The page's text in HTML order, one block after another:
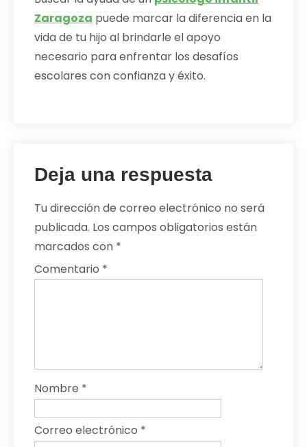
Zaragoza puede marcar la diferencia en la
vida de tu hijo al brindarle el apoyo
necesario para enfrentar los desafíos
escolares con confianza y éxito.
Deja una respuesta
Tu dirección de correo electrónico no será
publicada. Los campos obligatorios están
marcados con *
Comentario *
Nombre *
Correo electrónico *